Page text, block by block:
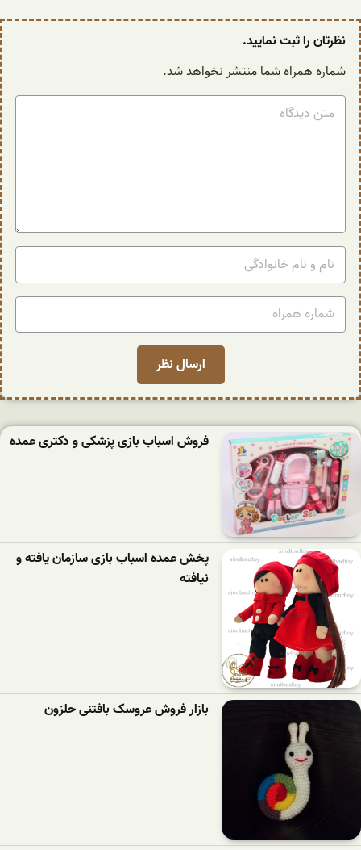
نظرتان را ثبت نمایید.
شماره همراه شما منتشر نخواهد شد.
فروش اسباب بازی پزشکی و دکتری عمده
پخش عمده اسباب بازی سازمان یافته و
نیافته
بازار فروش عروسک بافتنی حلزون